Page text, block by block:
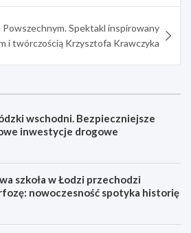
Spektakl inspirowany
i twórczością Krzysztofa Krawczyka
wschodni. Bezpieczniejsze
inwestycje drogowe
szkoła w Łodzi przechodzi
nowoczesność spotyka historię